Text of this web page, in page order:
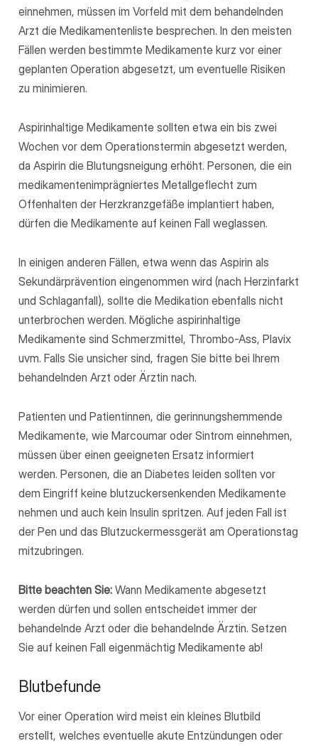
einnehmen, müssen im Vorfeld mit dem behandelnden
Arzt die Medikamentenliste besprechen. In den meisten
Fällen werden bestimmte Medikamente kurz vor einer
geplanten Operation abgesetzt, um eventuelle Risiken
zu minimieren.
Aspirinhaltige Medikamente sollten etwa ein bis zwei
Wochen vor dem Operationstermin abgesetzt werden,
da Aspirin die Blutungsneigung erhöht. Personen, die ein
medikamentenimprägniertes Metallgeflecht zum
Offenhalten der Herzkranzgefäße implantiert haben,
dürfen die Medikamente auf keinen Fall weglassen.
In einigen anderen Fällen, etwa wenn das Aspirin als
Sekundärprävention eingenommen wird (nach Herzinfarkt
und Schlaganfall), sollte die Medikation ebenfalls nicht
unterbrochen werden. Mögliche aspirinhaltige
Medikamente sind Schmerzmittel, Thrombo-Ass, Plavix
uvm. Falls Sie unsicher sind, fragen Sie bitte bei Ihrem
behandelnden Arzt oder Ärztin nach.
Patienten und Patientinnen, die gerinnungshemmende
Medikamente, wie Marcoumar oder Sintrom einnehmen,
müssen über einen geeigneten Ersatz informiert
werden. Personen, die an Diabetes leiden sollten vor
dem Eingriff keine blutzuckersenkenden Medikamente
nehmen und auch kein Insulin spritzen. Auf jeden Fall ist
der Pen und das Blutzuckermessgerät am Operationstag
mitzubringen.
Bitte beachten Sie: Wann Medikamente abgesetzt
werden dürfen und sollen entscheidet immer der
behandelnde Arzt oder die behandelnde Ärztin. Setzen
Sie auf keinen Fall eigenmächtig Medikamente ab!
Blutbefunde
Vor einer Operation wird meist ein kleines Blutbild
erstellt, welches eventuelle akute Entzündungen oder